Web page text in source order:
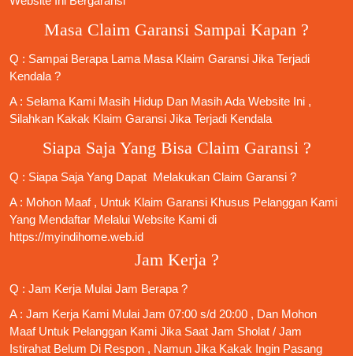
Masa Claim Garansi Sampai Kapan ?
Q : Sampai Berapa Lama Masa Klaim Garansi Jika Terjadi
Kendala ?
A : Selama Kami Masih Hidup Dan Masih Ada Website Ini ,
Silahkan Kakak Klaim Garansi Jika Terjadi Kendala
Siapa Saja Yang Bisa Claim Garansi ?
Q : Siapa Saja Yang Dapat Melakukan Claim Garansi ?
A : Mohon Maaf , Untuk Klaim Garansi Khusus Pelanggan Kami
Yang Mendaftar Melalui Website Kami di
https://myindihome.web.id
Jam Kerja ?
Q : Jam Kerja Mulai Jam Berapa ?
A : Jam Kerja Kami Mulai Jam 07:00 s/d 20:00 , Dan Mohon
Maaf Untuk Pelanggan Kami Jika Saat Jam Sholat / Jam
Istirahat Belum Di Respon , Namun Jika Kakak Ingin Pasang